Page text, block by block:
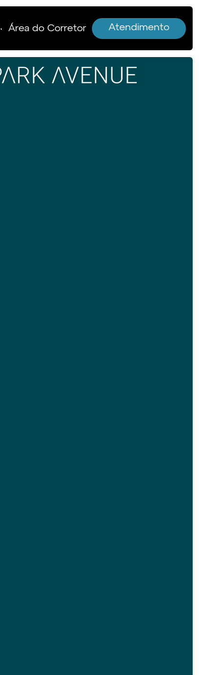
Área do Corretor Atendimento